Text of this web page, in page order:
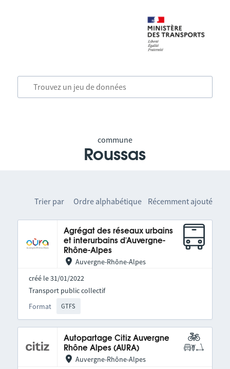
commune
Roussas
Trier par Ordre alphabétique Récemment ajouté
Agrégat des réseaux urbains
et interurbains d'Auvergne-
Rhône-Alpes
Auvergne-Rhône-Alpes
créé le 31/01/2022
Format GTFS
Transport public collectif
Autopartage Citiz Auvergne
Rhône Alpes (AURA)
Auvergne-Rhône-Alpes